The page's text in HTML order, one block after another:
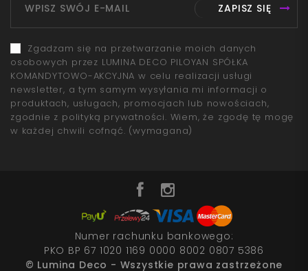
ZAPISZ SIĘ
Zgadzam się na przetwarzanie moich danych
osobowych przez LUMINA DECO PILOYAN SPÓŁKA
KOMANDYTOWO-AKCYJNA w celu realizacji usługi
newsletter, a tym samym wysyłania mi informacji o
produktach, usługach, promocjach lub nowościach,
zgodnie z polityką prywatności. Wiem, że zgodę tę mogę
w każdej chwili cofnąć. (wymagana)
Numer rachunku bankowego:
PKO BP 67 1020 1169 0000 8002 0807 5386
© Lumina Deco - Wszystkie prawa zastrzeżone